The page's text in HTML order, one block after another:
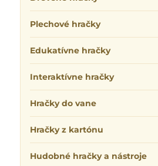
Plechové hračky
Edukatívne hračky
Interaktívne hračky
Hračky do vane
Hračky z kartónu
Hudobné hračky a nástroje